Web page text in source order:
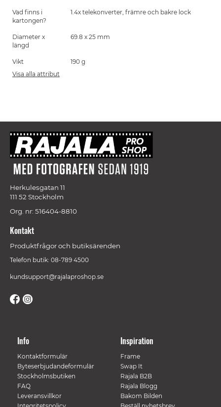
Vad finns i
kartongen?
1.4x telekonverter, främre och bakre lock
Diameter x
längd
69.8 x 25 mm
Vikt
190 g
Visa alla attribut
Herkulesgatan 11
111 52 Stockholm
Org. nr: 516404-8810
Kontakt
Produktfrågor och butiksärenden
Telefon butik: 08-789 4500
kundsupport@rajalaproshop.se
Info
Kontaktformulär
Byteserbjudandeformulär
Stockholmsbutiken
FAQ
Leveransvillkor
Inspiration
Frame
Swap It
Rajala B2B
Rajala Blogg
Bakom Bilden